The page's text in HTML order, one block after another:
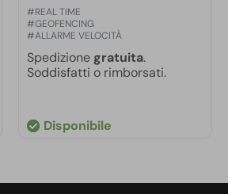
#REAL TIME
#GEOFENCING
#ALLARME VELOCITÀ
Spedizione gratuita.
Soddisfatti o rimborsati.
Disponibile